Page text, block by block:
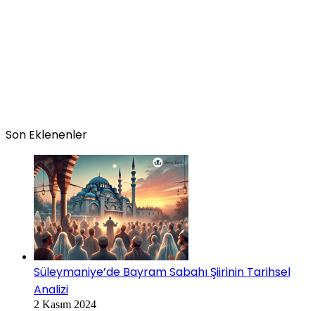
Son Eklenenler
Süleymaniye’de Bayram Sabahı Şiirinin Tarihsel
Analizi
2 Kasım 2024